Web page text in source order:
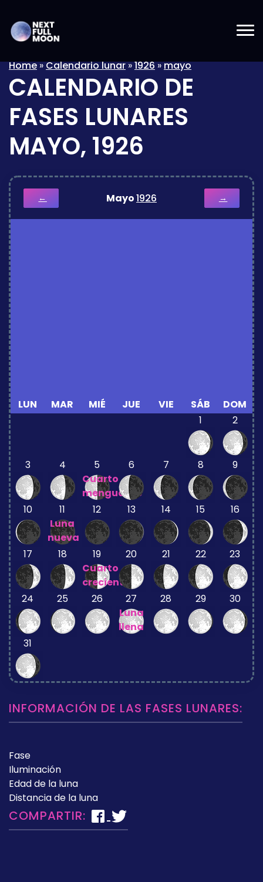
Home»Calendario lunar»1926»mayo
CALENDARIO DE
FASES LUNARES
MAYO, 1926
← Mayo1926 →
LUN MAR MIÉ JUE VIE SÁB
DOM
1
2
3 4
5
Cuarto
menguante
6 7 8 9
10
11
Luna
nueva
12 13 14 15 16
17 18
19
Cuarto
creciente
20 21 22 23
24 25 26
27
Luna
llena
28 29 30
31
INFORMACIÓN DE LAS FASES LUNARES:
Fase
Iluminación
Edad de la luna
Distancia de la luna
COMPARTIR: